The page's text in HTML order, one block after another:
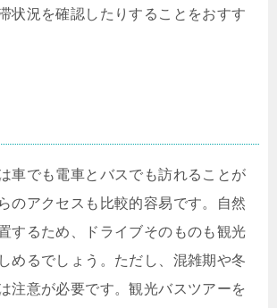
状況を確認したりすることをおすす
車でも電車とバスでも訪れることが
のアクセスも比較的容易です。自然
するため、ドライブそのものも観光
めるでしょう。ただし、混雑期や冬
注意が必要です。観光バスツアーを